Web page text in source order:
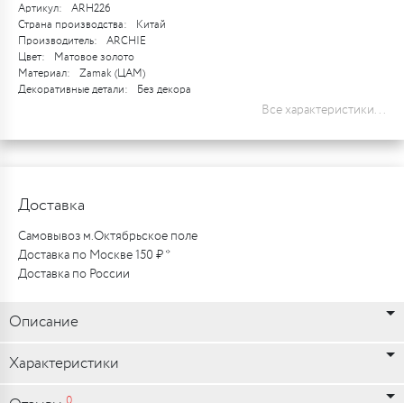
Артикул:
ARH226
Страна производства:
Китай
Производитель:
ARCHIE
Цвет:
Матовое золото
Материал:
Zamak (ЦАМ)
Декоративные детали:
Без декора
Все характеристики...
Доставка
Самовывоз м.Октябрьское поле
Доставка по Москве 150 ₽ *
Доставка по России
Описание
Характеристики